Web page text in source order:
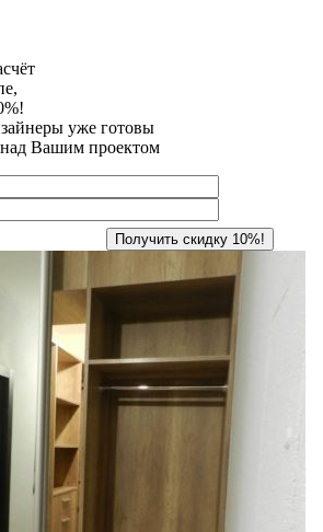
уже готовы
над Вашим проектом